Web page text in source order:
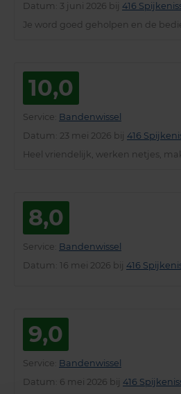
Datum : 3 juni 2026 bij 416
Je word goed geholpen en de
10,0
Service Bandenwissel
Datum : 23 mei 2026 bij 416
Heel vriendelijk, werken netjes,
8,0
Service Bandenwissel
Datum : 16 mei 2026 bij 416
9,0
Service Bandenwissel
Datum : 6 mei 2026 bij 416